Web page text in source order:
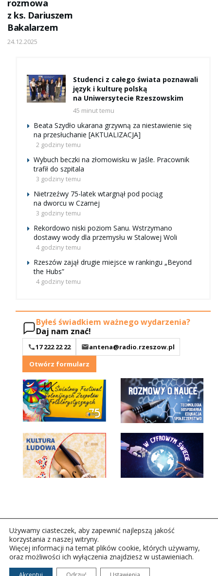
rozmowa
z ks. Dariuszem
Bakalarzem
24.12.2025
Studenci z całego świata poznawali
język i kulturę polską
na Uniwersytecie Rzeszowskim
45 minut temu
Beata Szydło ukarana grzywną za niestawienie się
na przesłuchanie [AKTUALIZACJA]
2 godziny temu
Wybuch beczki na złomowisku w Jaśle. Pracownik
trafił do szpitala
3 godziny temu
Nietrzeźwy 75-latek wtargnął pod pociąg
na dworcu w Czarnej
3 godziny temu
Rekordowo niski poziom Sanu. Wstrzymano
dostawy wody dla przemysłu w Stalowej Woli
4 godziny temu
Rzeszów zajął drugie miejsce w rankingu „Beyond
the Hubs”
4 godziny temu
Byłeś świadkiem ważnego wydarzenia?
Daj nam znać!
17 222 22 22
antena@radio.rzeszow.pl
Otwórz formularz
Copyright © 2026Polskie Radio Rzeszów S.A. w likwidacj.
Wszelkie prawa zastrzeżone.
Używamy ciasteczek, aby zapewnić najlepszą jakość
korzystania z naszej witryny.
Więcej informacji na temat plików cookie, których używamy,
oraz możliwości ich wyłączenia znajdziesz w ustawieniach.